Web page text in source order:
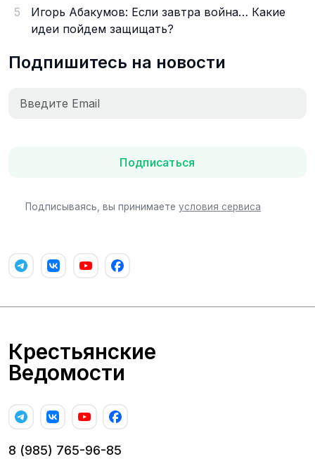
5
Игорь Абакумов: Если завтра война… Какие
идеи пойдем защищать?
Подпишитесь на новости
Подписаться
Подписываясь, вы принимаете условия сервиса
Крестьянские
Ведомости
8 (985) 765-96-85